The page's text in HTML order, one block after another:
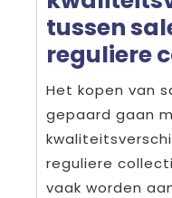
tussen
reguliere
Het kopen van
gepaard gaan
reguliere
vaak worden